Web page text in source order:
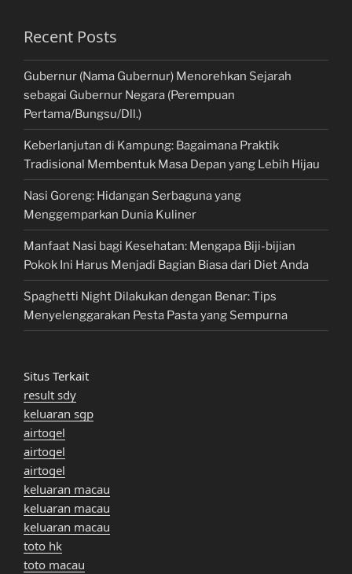
Recent Posts
Gubernur (Nama Gubernur) Menorehkan Sejarah
sebagai Gubernur Negara (Perempuan
Pertama/Bungsu/Dll.)
Keberlanjutan di Kampung: Bagaimana Praktik
Tradisional Membentuk Masa Depan yang Lebih Hijau
Nasi Goreng: Hidangan Serbaguna yang
Menggemparkan Dunia Kuliner
Manfaat Nasi bagi Kesehatan: Mengapa Biji-bijian
Pokok Ini Harus Menjadi Bagian Biasa dari Diet Anda
Spaghetti Night Dilakukan dengan Benar: Tips
Menyelenggarakan Pesta Pasta yang Sempurna
Situs Terkait
result sdy
keluaran sgp
airtogel
airtogel
airtogel
keluaran macau
keluaran macau
keluaran macau
toto hk
toto macau